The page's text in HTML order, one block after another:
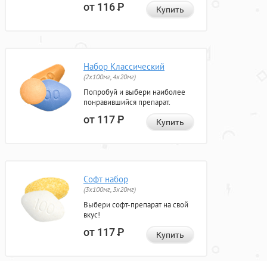
от 116Р Купить
Набор Классический
(2x100мг, 4x20мг)
Попробуй и выбери наиболее
понравившийся препарат.
от 117Р Купить
Софт набор
(3x100мг, 3x20мг)
Выбери софт-препарат на свой
вкус!
от 117Р Купить